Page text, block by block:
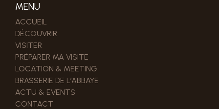
MENU
ACCUEIL
DÉCOUVRIR
VISITER
PRÉPARER MA VISITE
LOCATION & MEETING
BRASSERIE DE L’ABBAYE
ACTU & EVENTS
CONTACT